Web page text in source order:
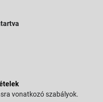
vonatkozó szabályok.